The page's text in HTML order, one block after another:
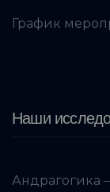
График
Наши
Андрагогика